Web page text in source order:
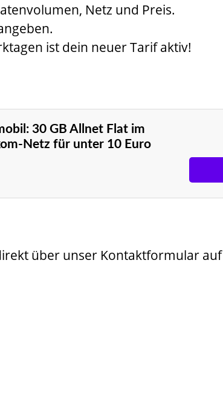
Netz und Preis.
ist dein neuer Tarif aktiv!
30 GB Allnet Flat im
Netz für unter 10 Euro
über unser Kontaktformular auf